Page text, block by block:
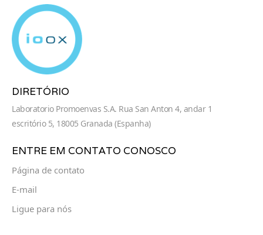
DIRETÓRIO
Laboratorio Promoenvas S.A. Rua San Anton 4, andar 1
escritório 5, 18005 Granada (Espanha)
ENTRE EM CONTATO CONOSCO
Página de contato
E-mail
Ligue para nós